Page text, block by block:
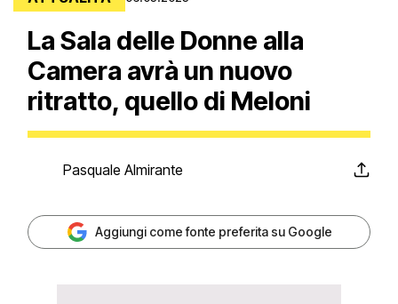
La Sala delle Donne alla
Camera avrà un nuovo
ritratto, quello di Meloni
Pasquale Almirante
Aggiungi come fonte preferita su Google